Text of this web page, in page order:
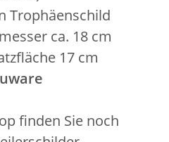
Trophäenschild
ca. 18 cm
17 cm
finden Sie noch